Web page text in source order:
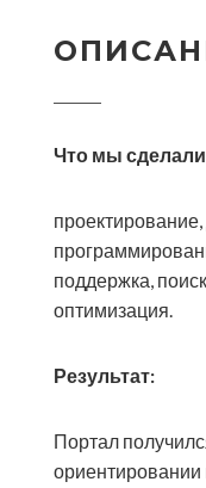
Что мы
проектирование,
поддержка,
оптимизация.
Результат:
Портал